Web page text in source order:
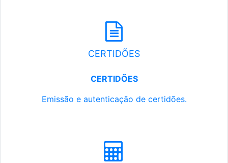
CERTIDÕES
CERTIDÕES
Emissão e autenticação de certidões.